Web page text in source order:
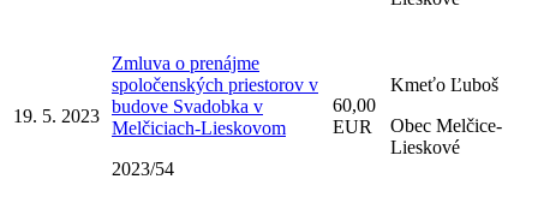
19. 5. 2023
Zmluva o prenájme
spoločenských priestorov v
budove Svadobka v
Melčiciach-Lieskovom
2023/54
60,00
EUR
Kmeťo Ľuboš
Obec Melčice-
Lieskové